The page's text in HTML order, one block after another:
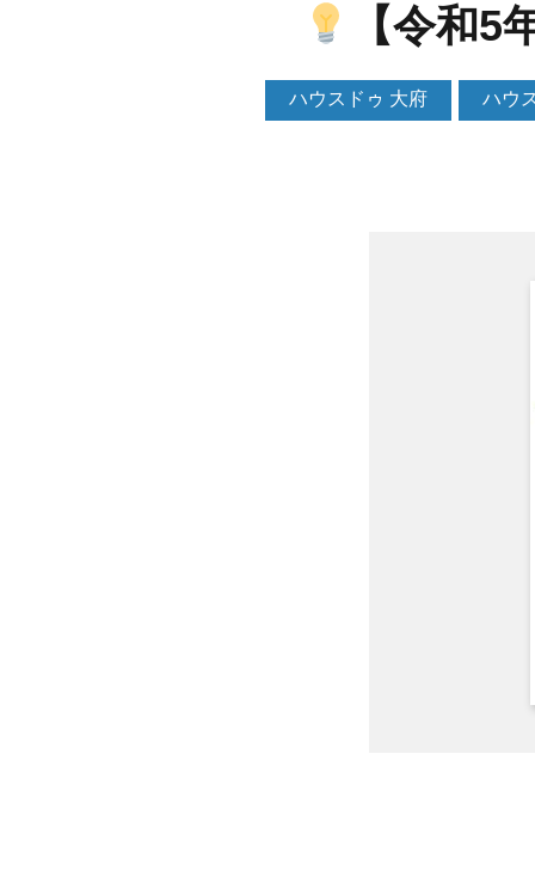
【令和
ハウスドゥ 大府 ハウ